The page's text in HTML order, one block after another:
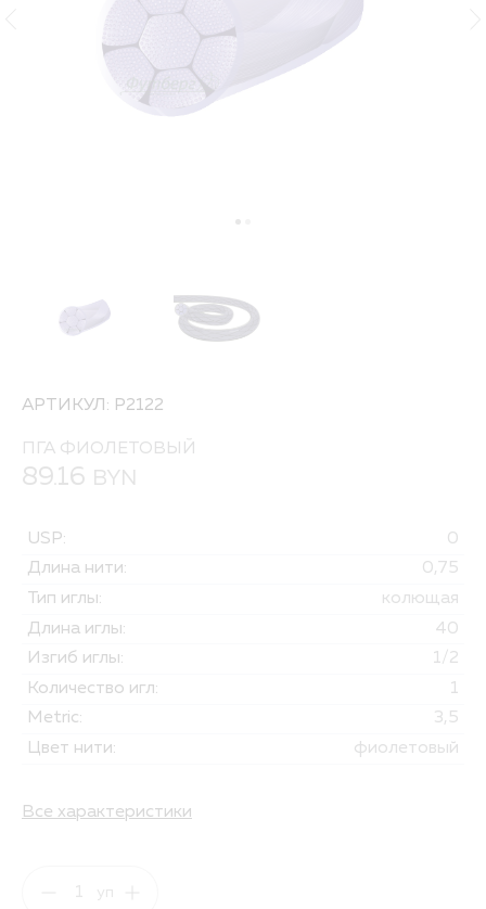
АРТИКУЛ: P2122
ПГА ФИОЛЕТОВЫЙ
89.16 BYN
USP:
0
Длина нити:
0,75
Тип иглы:
колющая
Длина иглы:
40
Изгиб иглы:
1/2
Количество игл:
1
Metric:
3,5
Цвет нити:
фиолетовый
Все характеристики